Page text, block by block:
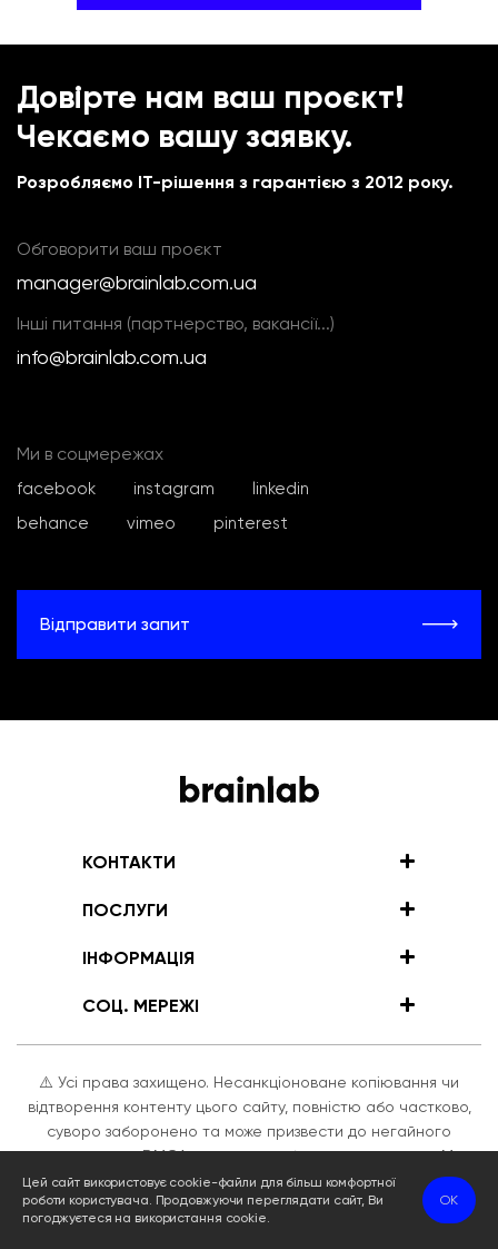
Довірте нам ваш проєкт!
Чекаємо вашу заявку.
Розробляємо IT-рішення з гарантією з 2012 року.
Обговорити ваш проєкт
manager@brainlab.com.ua
Інші питання (партнерство, вакансії...)
info@brainlab.com.ua
Ми в соцмережах
facebook instagram
linkedin
behance
vimeo pinterest
Відправити запит
КОНТАКТИ
ПОСЛУГИ
ІНФОРМАЦІЯ
СОЦ. МЕРЕЖІ
⚠️ Усі права захищено. Несанкціоноване копіювання чи
відтворення контенту цього сайту, повністю або частково,
суворо заборонено та може призвести до негайного
застосування DMCA, включаючи блокування домену. Ми
активно стежимо за дотриманням наших авторських прав.
Зроблено з розумом!
Цей сайт використовує cookie-файли для більш комфортної
роботи користувача. Продовжуючи переглядати сайт, Ви
погоджуєтеся на використання cookie.
OK